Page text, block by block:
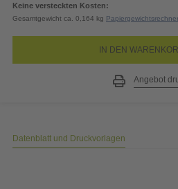
Keine versteckten Kosten:
Gesamtgewicht ca. 0,164 kg Papiergewichtsrechner
IN DEN
Angebot
Datenblatt und Druckvorlagen